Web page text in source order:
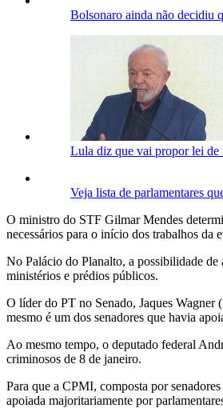
Bolsonaro ainda não decidiu
Lula diz que vai propor lei de
Veja lista de parlamentares
O ministro do STF Gilmar Mendes
necessários para o início dos trabalhos da
No Palácio do Planalto, a possibilidade
ministérios e prédios públicos.
O líder do PT no Senado, Jaques Wagner
mesmo é um dos senadores que havia
Ao mesmo tempo, o deputado federal
criminosos de 8 de janeiro.
Para que a CPMI, composta por
apoiada majoritariamente por